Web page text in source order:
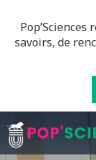
savoirs, de